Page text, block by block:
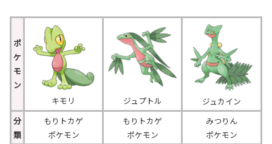
ポ
ケ
モ
ン
キモリ
ジュプトル
ジュカイン
分
類
もりトカゲ
ポケモン
もりトカゲ
ポケモン
みつりん
ポケモン